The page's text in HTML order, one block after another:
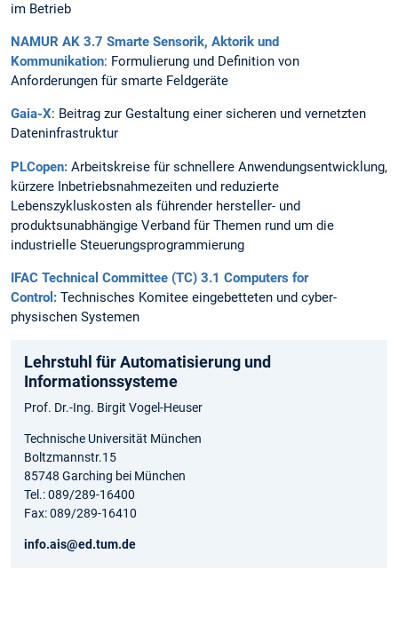
im Betrieb
NAMUR AK 3.7 Smarte Sensorik, Aktorik und
Kommunikation: Formulierung und Definition von
Anforderungen für smarte Feldgeräte
Gaia-X: Beitrag zur Gestaltung einer sicheren und vernetzten
Dateninfrastruktur
PLCopen: Arbeitskreise für schnellere Anwendungsentwicklung,
kürzere Inbetriebsnahmezeiten und reduzierte
Lebenszykluskosten als führender hersteller- und
produktsunabhängige Verband für Themen rund um die
industrielle Steuerungsprogrammierung
IFAC Technical Committee (TC) 3.1 Computers for
Control: Technisches Komitee eingebetteten und cyber-
physischen Systemen
Lehrstuhl für Automatisierung und
Informationssysteme
Prof. Dr.-Ing. Birgit Vogel-Heuser
Technische Universität München
Boltzmannstr.15
85748 Garching bei München
Tel.: 089/289-16400
Fax: 089/289-16410
info.ais@ed.tum.de